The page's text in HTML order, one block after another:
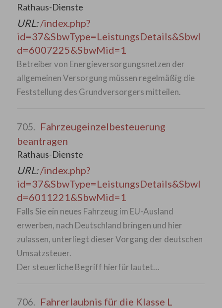
Rathaus-Dienste
URL:/index.php?
id=37&SbwType=LeistungsDetails&SbwI
d=6007225&SbwMid=1
Betreiber von Energieversorgungsnetzen der
allgemeinen Versorgung müssen regelmäßig die
Feststellung des Grundversorgers mitteilen.
705. Fahrzeugeinzelbesteuerung
beantragen
Rathaus-Dienste
URL:/index.php?
id=37&SbwType=LeistungsDetails&SbwI
d=6011221&SbwMid=1
Falls Sie ein neues Fahrzeug im EU-Ausland
erwerben, nach Deutschland bringen und hier
zulassen, unterliegt dieser Vorgang der deutschen
Umsatzsteuer.
Der steuerliche Begriff hierfür lautet…
706. Fahrerlaubnis für die Klasse L